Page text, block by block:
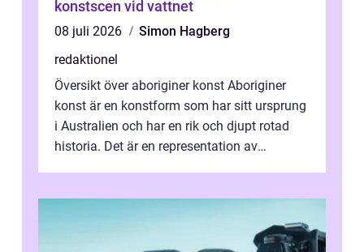
konstscen vid vattnet
08 juli 2026
Simon Hagberg
redaktionel
Översikt över aboriginer konst Aboriginer
konst är en konstform som har sitt ursprung
i Australien och har en rik och djupt rotad
historia. Det är en representation av